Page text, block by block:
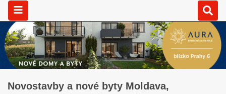
Novostavby a nové byty Moldava,